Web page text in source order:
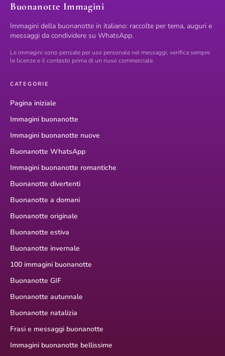
Buonanotte Immagini
Immagini della buonanotte in italiano: raccolte per tema, auguri e
messaggi da condividere su WhatsApp.
Le immagini sono pensate per uso personale nei messaggi; verifica sempre
le licenze e il contesto prima di un riuso commerciale.
CATEGORIE
Pagina iniziale
Immagini buonanotte
Immagini buonanotte nuove
Buonanotte WhatsApp
Immagini buonanotte romantiche
Buonanotte divertenti
Buonanotte a domani
Buonanotte originale
Buonanotte estiva
Buonanotte invernale
100 immagini buonanotte
Buonanotte GIF
Buonanotte autunnale
Buonanotte natalizia
Frasi e messaggi buonanotte
Immagini buonanotte bellissime